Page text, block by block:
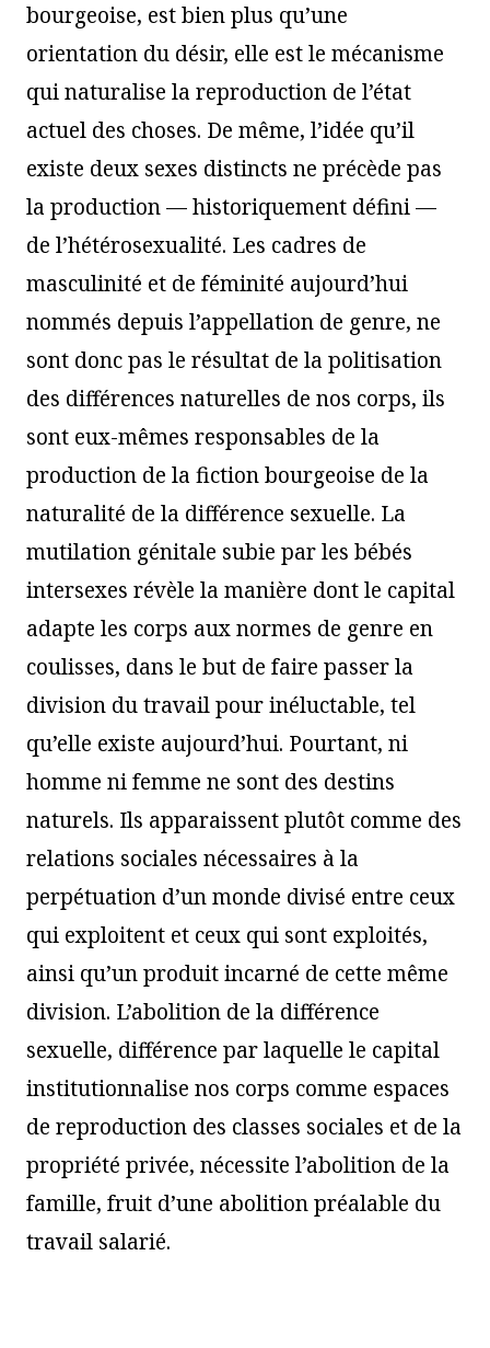
bourgeoise, est bien plus qu’une
orientation du désir, elle est le mécanisme
qui naturalise la reproduction de l’état
actuel des choses. De même, l’idée qu’il
existe deux sexes distincts ne précède pas
la production — historiquement défini —
de l’hétérosexualité. Les cadres de
masculinité et de féminité aujourd’hui
nommés depuis l’appellation de genre, ne
sont donc pas le résultat de la politisation
des différences naturelles de nos corps, ils
sont eux-mêmes responsables de la
production de la fiction bourgeoise de la
naturalité de la différence sexuelle. La
mutilation génitale subie par les bébés
intersexes révèle la manière dont le capital
adapte les corps aux normes de genre en
coulisses, dans le but de faire passer la
division du travail pour inéluctable, tel
qu’elle existe aujourd’hui. Pourtant, ni
homme ni femme ne sont des destins
naturels. Ils apparaissent plutôt comme des
relations sociales nécessaires à la
perpétuation d’un monde divisé entre ceux
qui exploitent et ceux qui sont exploités,
ainsi qu’un produit incarné de cette même
division. L’abolition de la différence
sexuelle, différence par laquelle le capital
institutionnalise nos corps comme espaces
de reproduction des classes sociales et de la
propriété privée, nécessite l’abolition de la
famille, fruit d’une abolition préalable du
travail salarié.